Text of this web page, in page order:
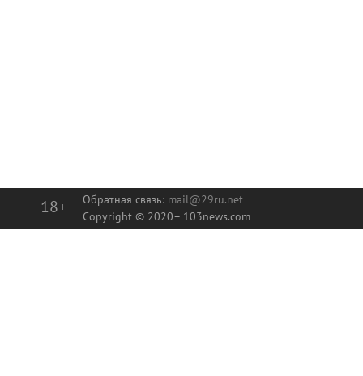
18+ Обратная связь: mail@29ru.net
Copyright © 2020– 103news.com